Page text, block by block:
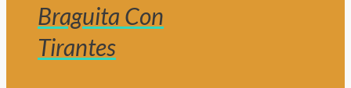
Braguita Con
Tirantes